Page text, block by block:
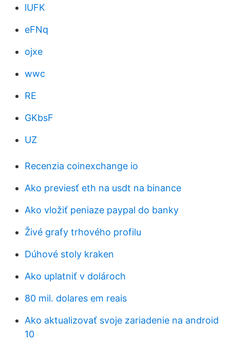
lUFK
eFNq
ojxe
wwc
RE
GKbsF
UZ
Recenzia coinexchange io
Ako previesť eth na usdt na binance
Ako vložiť peniaze paypal do banky
Živé grafy trhového profilu
Dúhové stoly kraken
Ako uplatniť v dolároch
80 mil. dolares em reais
Ako aktualizovať svoje zariadenie na android
10